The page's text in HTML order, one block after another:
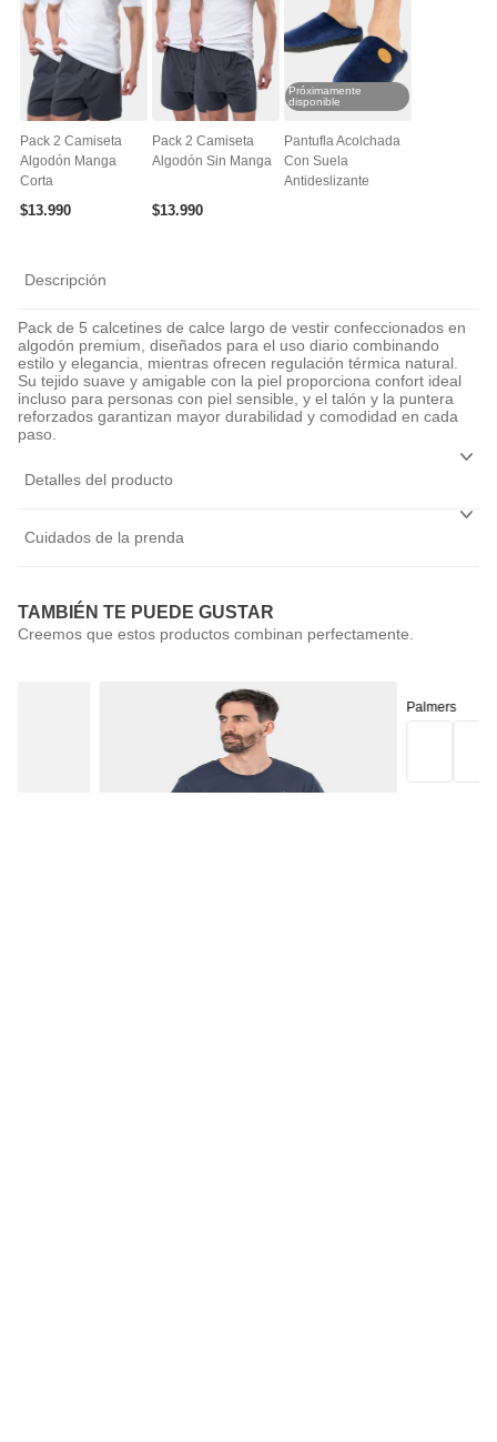
Pack 2 Camiseta
Algodón Manga
Corta
$13.990
Pack 2 Camiseta
Algodón Sin Manga
$13.990
Próximamente
disponible
Pantufla Acolchada
Con Suela
Antideslizante
Descripción
Pack de 5 calcetines de calce largo de vestir confeccionados en
algodón premium, diseñados para el uso diario combinando
estilo y elegancia, mientras ofrecen regulación térmica natural.
Su tejido suave y amigable con la piel proporciona confort ideal
incluso para personas con piel sensible, y el talón y la puntera
reforzados garantizan mayor durabilidad y comodidad en cada
paso.
Detalles del producto
Cuidados de la prenda
TAMBIÉN TE PUEDE GUSTAR
Palmers